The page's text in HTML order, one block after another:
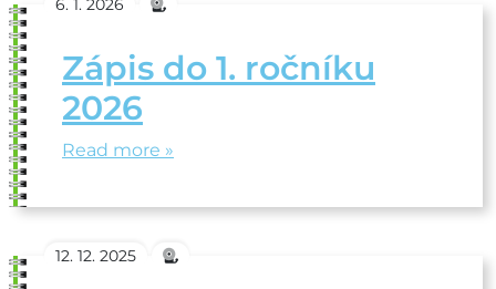
6. 1. 2026
Zápis do 1. ročníku
2026
Read more »
12. 12. 2025